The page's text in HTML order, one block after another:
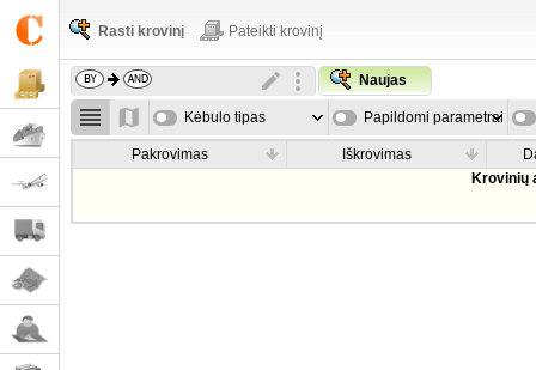
Rasti krovinį Pateikti krovinį
Naujas
Kėbulo tipas Papildomi parametrai
Pakrovimas Iškrovimas
Krovinių